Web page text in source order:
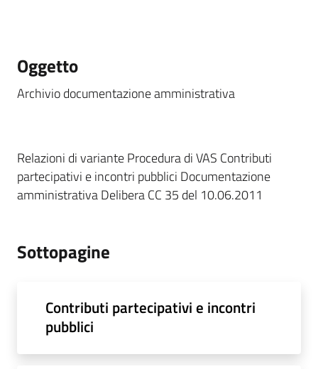
Oggetto
Archivio documentazione amministrativa
Relazioni di variante Procedura di VAS Contributi
partecipativi e incontri pubblici Documentazione
amministrativa Delibera CC 35 del 10.06.2011
Sottopagine
Contributi partecipativi e incontri
pubblici